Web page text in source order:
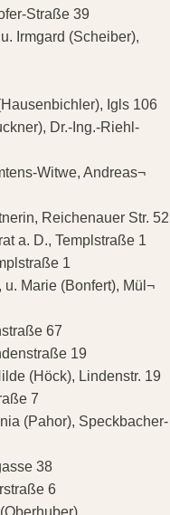
Straße 39
Irmgard (Scheiber),
Igls 106
Dr.-Ing.-Riehl-
Witwe, Andreas¬
Reichenauer Str. 52
a. D., Templstraße 1
1
Marie (Bonfert), Mül¬
67
19
(Höck), Lindenstr. 19
7
(Pahor), Speckbacher-
38
6